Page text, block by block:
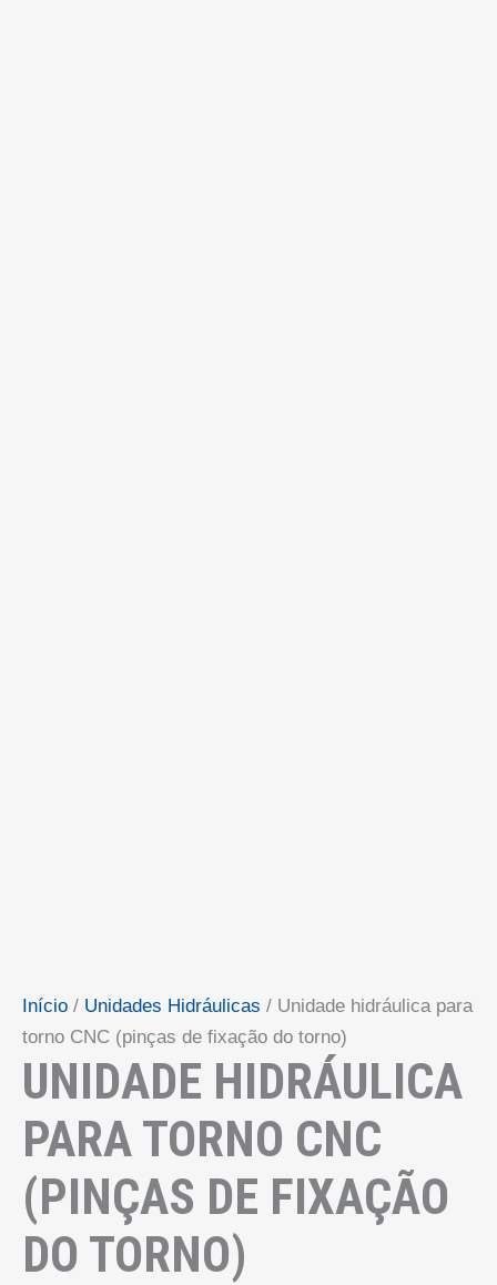
Início / Unidades Hidráulicas / Unidade hidráulica para
torno CNC (pinças de fixação do torno)
UNIDADE HIDRÁULICA
PARA TORNO CNC
(PINÇAS DE FIXAÇÃO
DO TORNO)